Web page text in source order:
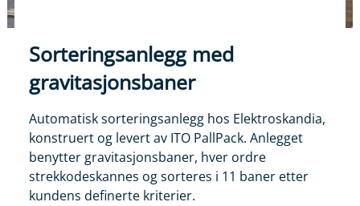
Sorteringsanlegg med
gravitasjonsbaner
Automatisk sorteringsanlegg hos Elektroskandia,
konstruert og levert av ITO PallPack. Anlegget
benytter gravitasjonsbaner, hver ordre
strekkodeskannes og sorteres i 11 baner etter
kundens definerte kriterier.